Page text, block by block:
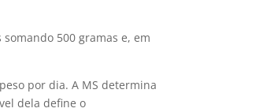
500 gramas e, em
por dia. A MS determina
dela define o